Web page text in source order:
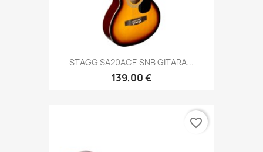
STAGG SA20ACE SNB GITARA...
139,00 €
favorite_border